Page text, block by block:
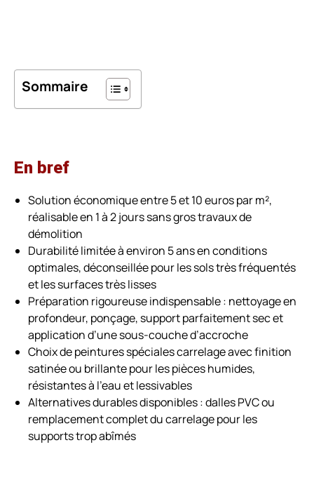
Sommaire
En bref
Solution économique entre 5 et 10 euros par m²,
réalisable en 1 à 2 jours sans gros travaux de
démolition
Durabilité limitée à environ 5 ans en conditions
optimales, déconseillée pour les sols très fréquentés
et les surfaces très lisses
Préparation rigoureuse indispensable : nettoyage en
profondeur, ponçage, support parfaitement sec et
application d’une sous-couche d’accroche
Choix de peintures spéciales carrelage avec finition
satinée ou brillante pour les pièces humides,
résistantes à l’eau et lessivables
Alternatives durables disponibles : dalles PVC ou
remplacement complet du carrelage pour les
supports trop abîmés